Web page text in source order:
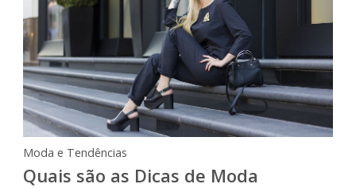
Moda e Tendências
Quais são as Dicas de Moda